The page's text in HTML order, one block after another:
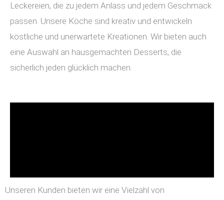
Leckereien, die zu jedem Anlass und jedem Geschmack
passen. Unsere Köche sind kreativ und entwickeln
köstliche und unerwartete Kreationen. Wir bieten auch
eine Auswahl an hausgemachten Desserts, die
sicherlich jeden glücklich machen.
Unseren Kunden bieten wir eine Vielzahl von